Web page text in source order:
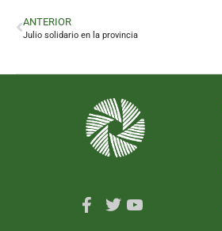
ANTERIOR
Julio solidario en la provincia